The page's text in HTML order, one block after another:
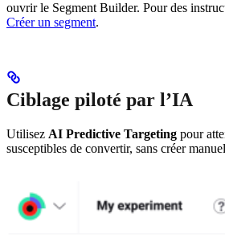
ouvrir le Segment Builder. Pour des
Créer un segment.
Ciblage piloté par l’IA
Utilisez AI Predictive Targeting pour
susceptibles de convertir, sans créer